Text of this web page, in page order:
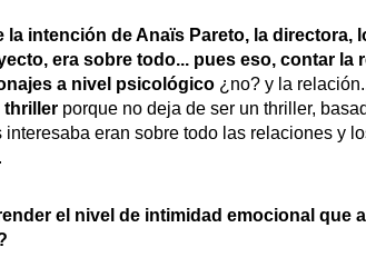
la intención de Anaïs Pareto, la directora,
era sobre todo... pues eso, contar la
a nivel psicológico ¿no? y la
thriller porque no deja de ser un thriller,
interesaba eran sobre todo las relaciones y
el nivel de intimidad emocional que